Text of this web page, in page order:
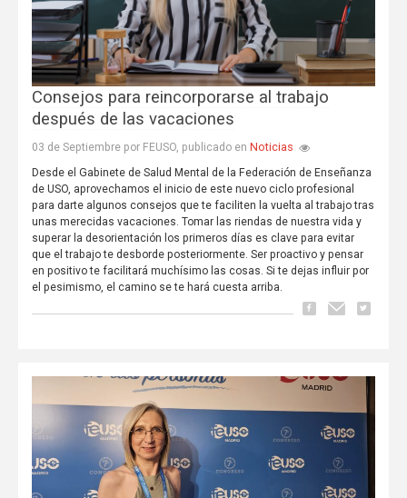
Consejos para reincorporarse al trabajo
después de las vacaciones
03 de Septiembre por FEUSO, publicado en Noticias
Desde el Gabinete de Salud Mental de la Federación de Enseñanza
de USO, aprovechamos el inicio de este nuevo ciclo profesional
para darte algunos consejos que te faciliten la vuelta al trabajo tras
unas merecidas vacaciones. Tomar las riendas de nuestra vida y
superar la desorientación los primeros días es clave para evitar
que el trabajo te desborde posteriormente. Ser proactivo y pensar
en positivo te facilitará muchísimo las cosas. Si te dejas influir por
el pesimismo, el camino se te hará cuesta arriba.